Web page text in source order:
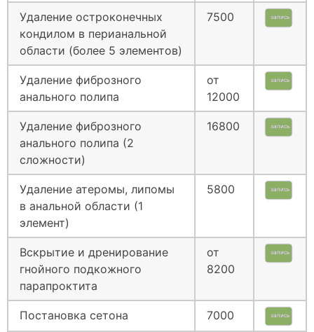
Удаление остроконечных
кондилом в перианальной
области (более 5 элементов)
7500 запись
Удаление фиброзного
анального полипа
от
12000
запись
Удаление фиброзного
анального полипа (2
сложности)
16800 запись
Удаление атеромы, липомы
в анальной области (1
элемент)
5800 запись
Вскрытие и дренирование
гнойного подкожного
парапроктита
от
8200
запись
Постановка сетона 7000 запись